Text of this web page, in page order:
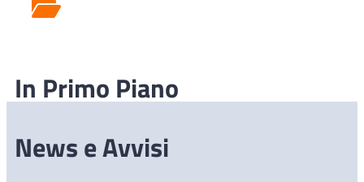
In Primo Piano
News e Avvisi